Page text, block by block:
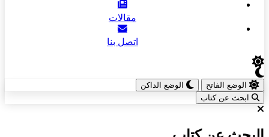
مقالات
اتصل بنا
الوضع الفاتح
الوضع الداكن
ابحث عن كتاب